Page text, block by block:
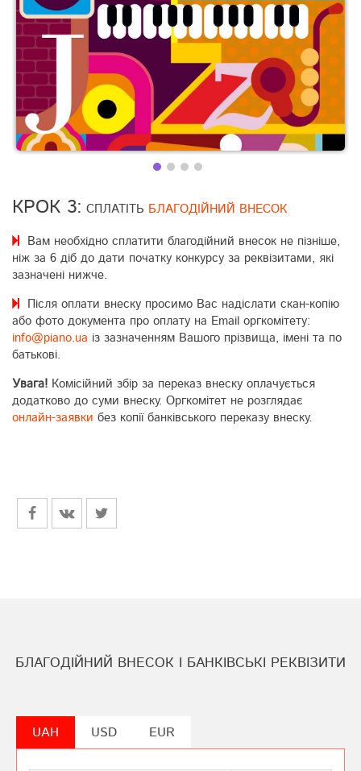
КРОК 3: СПЛАТІТЬ БЛАГОДІЙНИЙ ВНЕСОК
Вам необхідно сплатити благодійний внесок не пізніше,
ніж за 6 діб до дати початку конкурсу за реквізитами, які
зазначені нижче.
Після оплати внеску просимо Вас надіслати скан-копію
або фото документа про оплату на Email оргкомітету:
info@piano.ua із зазначенням Вашого прізвища, імені та по
батькові.
Увага! Комісійний збір за переказ внеску оплачується
додатково до суми внеску. Оргкомітет не розглядає
онлайн-заявки без копії банківського переказу внеску.
БЛАГОДІЙНИЙ ВНЕСОК І БАНКІВСЬКІ РЕКВІЗИТИ
UAH USD EUR